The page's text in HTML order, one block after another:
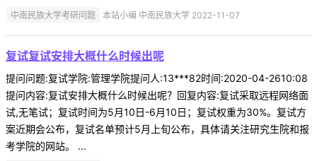
中南民族大学考研问题 本站小编 中南民族大学 2022-11-07
复试复试安排大概什么时候出呢
提问问题:复试学院:管理学院提问人:13***82时间:2020-04-2610:08
提问内容:复试安排大概什么时候出呢？回复内容:复试采取远程网络面
试,无笔试；复试时间为5月10日-6月10日；复试权重为30%。复试方
案近期会公布，复试名单预计5月上旬公布，具体请关注研究生院和报
考学院的网站。 ...